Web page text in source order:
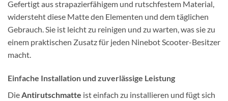
Gefertigt aus strapazierfähigem und rutschfestem Material,
widersteht diese Matte den Elementen und dem täglichen
Gebrauch. Sie ist leicht zu reinigen und zu warten, was sie zu
einem praktischen Zusatz für jeden Ninebot Scooter-Besitzer
macht.
Einfache Installation und zuverlässige Leistung
Die Antirutschmatte ist einfach zu installieren und fügt sich